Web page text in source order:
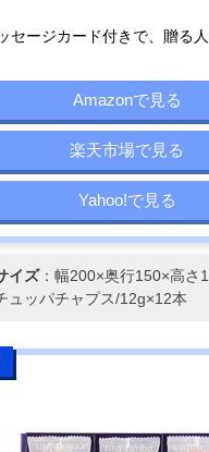
セージカード付きで、贈る
Amazonで見る
楽天市場で見る
Yahoo!で見る
イズ：幅200×奥行150×高さ
ュッパチャプス/12g×12本